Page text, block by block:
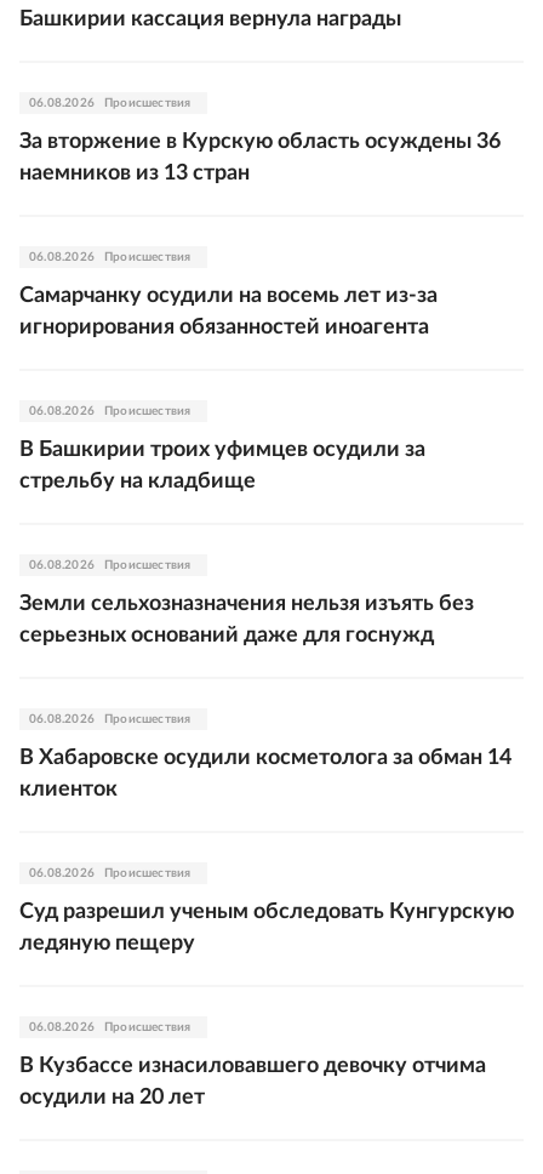
Башкирии кассация вернула награды
06.08.2026 Происшествия
За вторжение в Курскую область осуждены 36
наемников из 13 стран
06.08.2026 Происшествия
Самарчанку осудили на восемь лет из-за
игнорирования обязанностей иноагента
06.08.2026 Происшествия
В Башкирии троих уфимцев осудили за
стрельбу на кладбище
06.08.2026 Происшествия
Земли сельхозназначения нельзя изъять без
серьезных оснований даже для госнужд
06.08.2026 Происшествия
В Хабаровске осудили косметолога за обман 14
клиенток
06.08.2026 Происшествия
Суд разрешил ученым обследовать Кунгурскую
ледяную пещеру
06.08.2026 Происшествия
В Кузбассе изнасиловавшего девочку отчима
осудили на 20 лет